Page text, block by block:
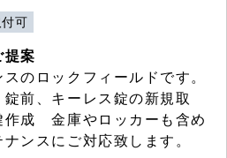
可
提案
のロックフィールドです。
前、キーレス錠の新規取
成 金庫やロッカーも含め
ンスにご対応致します。